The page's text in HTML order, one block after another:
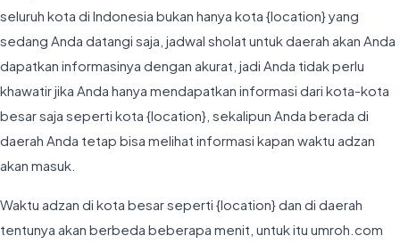
seluruh kota di Indonesia bukan hanya kota {location} yang
sedang Anda datangi saja, jadwal sholat untuk daerah akan Anda
dapatkan informasinya dengan akurat, jadi Anda tidak perlu
khawatir jika Anda hanya mendapatkan informasi dari kota-kota
besar saja seperti kota {location}, sekalipun Anda berada di
daerah Anda tetap bisa melihat informasi kapan waktu adzan
akan masuk.
Waktu adzan di kota besar seperti {location} dan di daerah
tentunya akan berbeda beberapa menit, untuk itu umroh.com